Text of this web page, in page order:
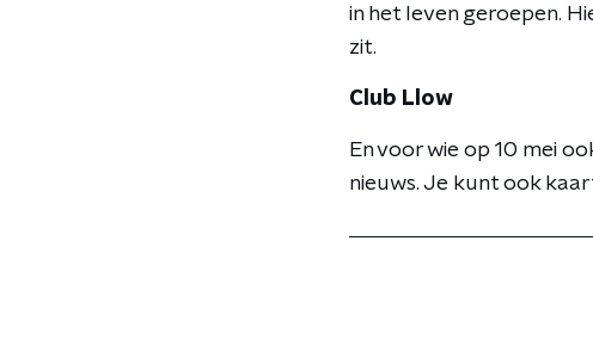
in het leven geroepen.
zit.
Club Llow
En voor wie op 10 mei
nieuws. Je kunt ook